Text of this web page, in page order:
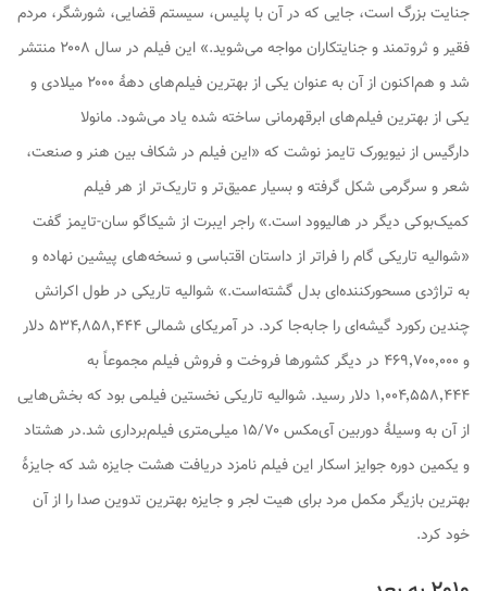
جنایت بزرگ است، جایی که در آن با پلیس، سیستم قضایی، شورشگر، مردم
فقیر و ثروتمند و جنایتکاران مواجه می‌شوید.» این فیلم در سال ۲۰۰۸ منتشر
شد و هم‌اکنون از آن به عنوان یکی از بهترین فیلم‌های دههٔ ۲۰۰۰ میلادی و
یکی از بهترین فیلم‌های ابرقهرمانی ساخته شده یاد می‌شود. مانولا
دارگیس از نیویورک تایمز نوشت که «این فیلم در شکاف بین هنر و صنعت،
شعر و سرگرمی شکل گرفته و بسیار عمیق‌تر و تاریک‌تر از هر فیلم
کمیک‌بوکی دیگر در هالیوود است.» راجر ایبرت از شیکاگو سان-تایمز گفت
«شوالیه تاریکی گام را فراتر از داستان اقتباسی و نسخه‌های پیشین نهاده و
به تراژدی مسحورکننده‌ای بدل گشته‌است.» شوالیه تاریکی در طول اکرانش
چندین رکورد گیشه‌ای را جابه‌جا کرد. در آمریکای شمالی ۵۳۴٬۸۵۸٬۴۴۴ دلار
و ۴۶۹٬۷۰۰٬۰۰۰ در دیگر کشورها فروخت و فروش فیلم مجموعاً به
۱٬۰۰۴٬۵۵۸٬۴۴۴ دلار رسید.
شوالیه تاریکینخستین فیلمی بود که بخش‌هایی
از آن به وسیلهٔ دوربین آی‌مکس ۱۵/۷۰ میلی‌متری فیلم‌برداری شد.در هشتاد
و یکمین دوره جوایز اسکار این فیلم نامزد دریافت هشت جایزه شد که جایزهٔ
بهترین بازیگر مکمل مرد برای هیت لجر و جایزه بهترین تدوین صدا را از آن
خود کرد.